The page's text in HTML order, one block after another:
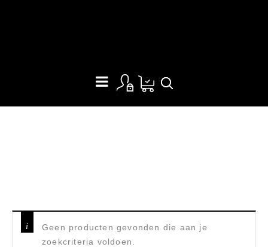
Geen producten gevonden die aan je
zoekcriteria voldoen.